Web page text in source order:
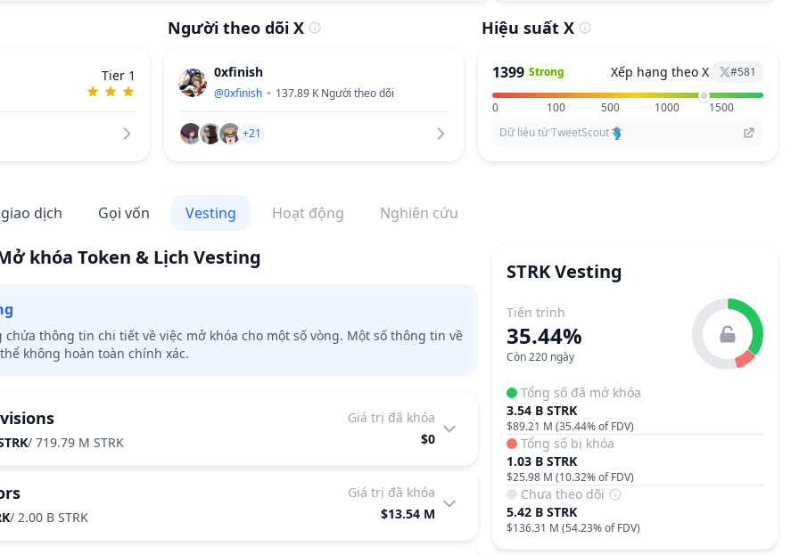
Tier 1
Người theo dõi X
0xfinish
@0xfinish 137.89 K Người theo dõi
+21
Hiệu suất X
1399 Strong Xếp hạng theo X #581
0 100 500 1000
1500
Dữ liệu từ TweetScout
dịch Gọi vốn Vesting Hoạt động Nghiên cứu
khóa Token & Lịch Vesting
chứa thông tin chi tiết về việc mở khóa cho một số vòng. Một số thông tin về
không hoàn toàn chính xác.
STRKVesting
Tiến trình
35.44%
Còn 220 ngày
Tổng số đã mở khóa
3.54 B STRK
$89.21 M (35.44%of FDV)
Tổng số bị khóa
1.03 B STRK
$25.98 M (10.32%of FDV)
Chưa theo dõi
5.42 B STRK
$136.31 M (54.23%of FDV)
/ 719.79 M STRK
Giá trị đã khóa
$0
/ 2.00 B STRK
Giá trị đã khóa
$13.54 M